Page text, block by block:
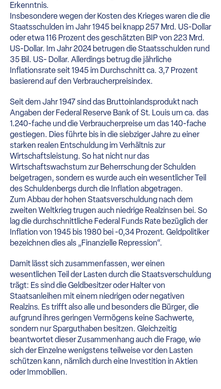
Erkenntnis.
Insbesondere wegen der Kosten des Krieges waren die die
Staatsschulden im Jahr 1945 bei knapp 257 Mrd. US-Dollar
oder etwa 116 Prozent des geschätzten BIP von 223 Mrd.
US-Dollar. Im Jahr 2024 betrugen die Staatsschulden rund
35 Bil. US- Dollar. Allerdings betrug die jährliche
Inflationsrate seit 1945 im Durchschnitt ca. 3,7 Prozent
basierend auf den Verbraucherpreisindex.
Seit dem Jahr 1947 sind das Bruttoinlandsprodukt nach
Angaben der Federal Reserve Bank of St. Louis um ca. das
1.240-fache und die Verbraucherpreise um das 140-fache
gestiegen. Dies führte bis in die siebziger Jahre zu einer
starken realen Entschuldung im Verhältnis zur
Wirtschaftsleistung. So hat nicht nur das
Wirtschaftswachstum zur Beherrschung der Schulden
beigetragen, sondern es wurde auch ein wesentlicher Teil
des Schuldenbergs durch die Inflation abgetragen.
Zum Abbau der hohen Staatsverschuldung nach dem
zweiten Weltkrieg trugen auch niedrige Realzinsen bei. So
lag die durchschnittliche Federal Funds Rate bezüglich der
Inflation von 1945 bis 1980 bei -0,34 Prozent. Geldpolitiker
bezeichnen dies als „Finanzielle Repression“.
Damit lässt sich zusammenfassen, wer einen
wesentlichen Teil der Lasten durch die Staatsverschuldung
trägt: Es sind die Geldbesitzer oder Halter von
Staatsanleihen mit einem niedrigen oder negativen
Realzins. Es trifft also alle und besonders die Bürger, die
aufgrund ihres geringen Vermögens keine Sachwerte,
sondern nur Sparguthaben besitzen. Gleichzeitig
beantwortet dieser Zusammenhang auch die Frage, wie
sich der Einzelne wenigstens teilweise vor den Lasten
schützen kann, nämlich durch eine Investition in Aktien
oder Immobilien.